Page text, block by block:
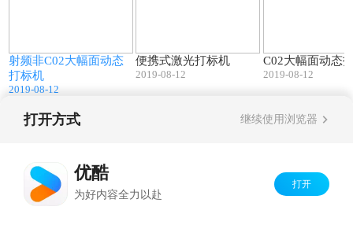
射频非C02大幅面动态
打标机
2019-08-12
便携式激光打标机
2019-08-12
C02大幅面动态
2019-08-12
打开方式 继续使用浏览器
优酷
为好内容全力以赴
打开